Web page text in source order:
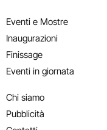
Eventi e Mostre
Inaugurazioni
Finissage
Eventi in giornata
Chi siamo
Pubblicità